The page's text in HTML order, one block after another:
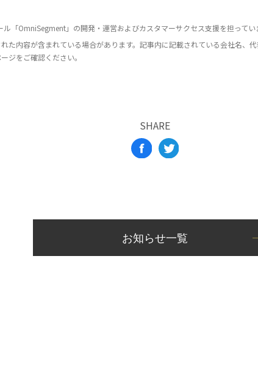
「OmniSegment」の開発・運営およびカスタマーサクセス支援を担ってい
た内容が含まれている場合があります。記事内に記載されている会社名、
ジをご確認ください。
SHARE
お知らせ一覧